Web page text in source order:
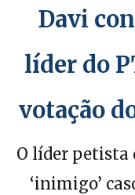
Davi
líder do
votação
O líder petista
‘inimigo’